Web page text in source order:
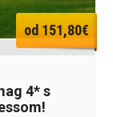
od 151,80€
4* s